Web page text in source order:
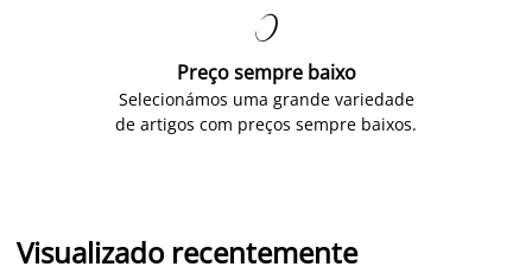

Preço sempre baixo
Selecionámos uma grande variedade
de artigos com preços sempre baixos.
Visualizado recentemente